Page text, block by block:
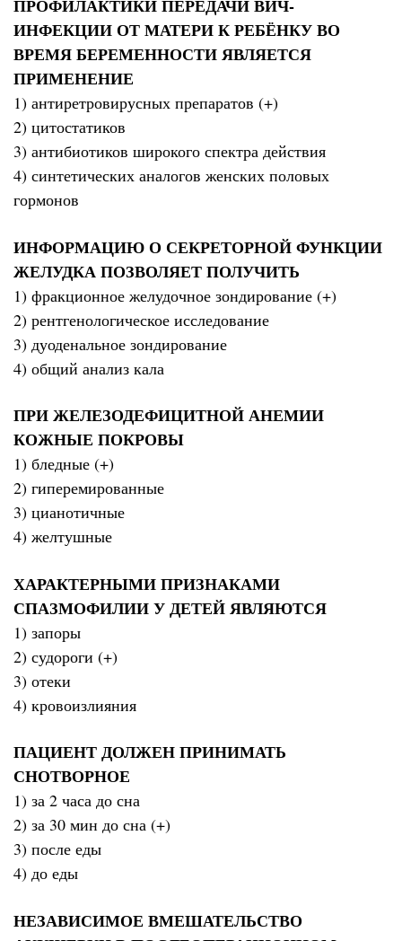
ПРОФИЛАКТИКИ ПЕРЕДАЧИ ВИЧ-
ИНФЕКЦИИ ОТ МАТЕРИ К РЕБЁНКУ ВО
ВРЕМЯ БЕРЕМЕННОСТИ ЯВЛЯЕТСЯ
ПРИМЕНЕНИЕ
1) антиретровирусных препаратов (+)
2) цитостатиков
3) антибиотиков широкого спектра действия
4) синтетических аналогов женских половых
гормонов
ИНФОРМАЦИЮ О СЕКРЕТОРНОЙ ФУНКЦИИ
ЖЕЛУДКА ПОЗВОЛЯЕТ ПОЛУЧИТЬ
1) фракционное желудочное зондирование (+)
2) рентгенологическое исследование
3) дуоденальное зондирование
4) общий анализ кала
ПРИ ЖЕЛЕЗОДЕФИЦИТНОЙ АНЕМИИ
КОЖНЫЕ ПОКРОВЫ
1) бледные (+)
2) гиперемированные
3) цианотичные
4) желтушные
ХАРАКТЕРНЫМИ ПРИЗНАКАМИ
СПАЗМОФИЛИИ У ДЕТЕЙ ЯВЛЯЮТСЯ
1) запоры
2) судороги (+)
3) отеки
4) кровоизлияния
ПАЦИЕНТ ДОЛЖЕН ПРИНИМАТЬ
СНОТВОРНОЕ
1) за 2 часа до сна
2) за 30 мин до сна (+)
3) после еды
4) до еды
НЕЗАВИСИМОЕ ВМЕШАТЕЛЬСТВО